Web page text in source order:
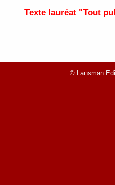
Texte lauréat "Tout
© Lansman